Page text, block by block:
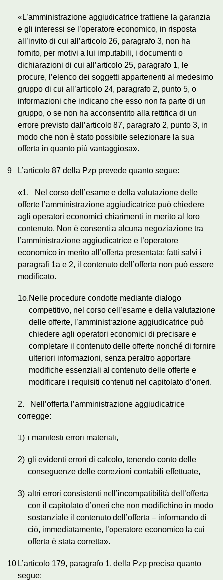
«L’amministrazione aggiudicatrice trattiene la garanzia
e gli interessi se l’operatore economico, in risposta
all’invito di cui all’articolo 26, paragrafo 3, non ha
fornito, per motivi a lui imputabili, i documenti o
dichiarazioni di cui all’articolo 25, paragrafo 1, le
procure, l’elenco dei soggetti appartenenti al medesimo
gruppo di cui all’articolo 24, paragrafo 2, punto 5, o
informazioni che indicano che esso non fa parte di un
gruppo, o se non ha acconsentito alla rettifica di un
errore previsto dall’articolo 87, paragrafo 2, punto 3, in
modo che non è stato possibile selezionare la sua
offerta in quanto più vantaggiosa».
9 L’articolo 87 della Pzp prevede quanto segue:
«1. Nel corso dell’esame e della valutazione delle
offerte l’amministrazione aggiudicatrice può chiedere
agli operatori economici chiarimenti in merito al loro
contenuto. Non è consentita alcuna negoziazione tra
l’amministrazione aggiudicatrice e l’operatore
economico in merito all’offerta presentata; fatti salvi i
paragrafi 1a e 2, il contenuto dell’offerta non può essere
modificato.
1o.Nelle procedure condotte mediante dialogo
competitivo, nel corso dell’esame e della valutazione
delle offerte, l’amministrazione aggiudicatrice può
chiedere agli operatori economici di precisare e
completare il contenuto delle offerte nonché di fornire
ulteriori informazioni, senza peraltro apportare
modifiche essenziali al contenuto delle offerte e
modificare i requisiti contenuti nel capitolato d’oneri.
2. Nell’offerta l’amministrazione aggiudicatrice
corregge:
1) i manifesti errori materiali,
2) gli evidenti errori di calcolo, tenendo conto delle
conseguenze delle correzioni contabili effettuate,
3) altri errori consistenti nell’incompatibilità dell’offerta
con il capitolato d’oneri che non modifichino in modo
sostanziale il contenuto dell’offerta – informando di
ciò, immediatamente, l’operatore economico la cui
offerta è stata corretta».
10 L’articolo 179, paragrafo 1, della Pzp precisa quanto
segue: